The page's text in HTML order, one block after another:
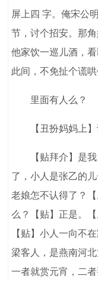
屏上四 字。俺宋公
节，讨个招安。那
他家饮一巡儿酒，
此间，不免扯个谎哄
里面有人么？
【丑扮妈妈上】
【贴拜介】是我
了，小人是张乙的
老娘怎不认得了？
么？【贴】正是。
【贴】小人一向不
梁客人，是燕南河
一者就赏元宵，二